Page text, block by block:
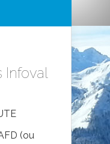
Infoval
(ou